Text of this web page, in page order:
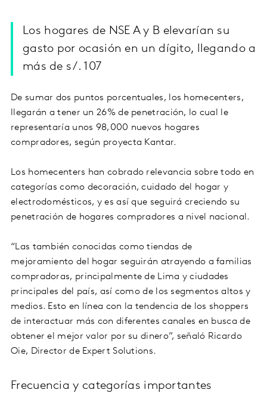
Los hogares de NSE A y B elevarían su
gasto por ocasión en un dígito, llegando a
más de s/. 107
De sumar dos puntos porcentuales, los homecenters,
llegarán a tener un 26% de penetración, lo cual le
representaría unos 98,000 nuevos hogares
compradores, según proyecta Kantar.
Los homecenters han cobrado relevancia sobre todo en
categorías como decoración, cuidado del hogar y
electrodomésticos, y es así que seguirá creciendo su
penetración de hogares compradores a nivel nacional.
“Las también conocidas como tiendas de
mejoramiento del hogar seguirán atrayendo a familias
compradoras, principalmente de Lima y ciudades
principales del país, así como de los segmentos altos y
medios. Esto en línea con la tendencia de los shoppers
de interactuar más con diferentes canales en busca de
obtener el mejor valor por su dinero”, señaló Ricardo
Oie, Director de Expert Solutions.
Frecuencia y categorías importantes